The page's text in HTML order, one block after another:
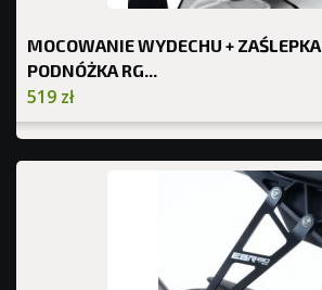
MOCOWANIE WYDECHU + ZAŚLEPKA
PODNÓŻKA RG...
519 zł